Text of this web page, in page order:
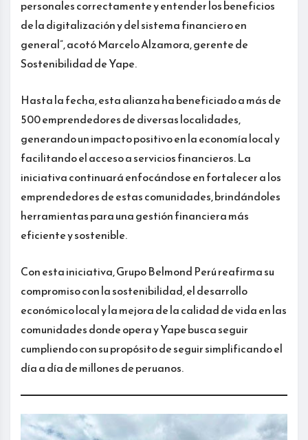
personales correctamente y entender los beneficios
de la digitalización y del sistema financiero en
general”, acotó Marcelo Alzamora, gerente de
Sostenibilidad de Yape.
Hasta la fecha, esta alianza ha beneficiado a más de
500 emprendedores de diversas localidades,
generando un impacto positivo en la economía local y
facilitando el acceso a servicios financieros. La
iniciativa continuará enfocándose en fortalecer a los
emprendedores de estas comunidades, brindándoles
herramientas para una gestión financiera más
eficiente y sostenible.
Con esta iniciativa, Grupo Belmond Perú reafirma su
compromiso con la sostenibilidad, el desarrollo
económico local y la mejora de la calidad de vida en las
comunidades donde opera y Yape busca seguir
cumpliendo con su propósito de seguir simplificando el
día a día de millones de peruanos.